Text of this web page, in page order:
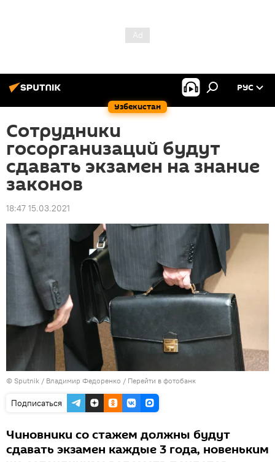
Узбекистан
РУС
Сотрудники
госорганизаций будут
сдавать экзамен на знание
законов
18:47 15.03.2021
© Sputnik / Владимир Федоренко / Перейти в фотобанк
Подписаться
Чиновники со стажем должны будут
сдавать экзамен каждые 3 года, новеньким